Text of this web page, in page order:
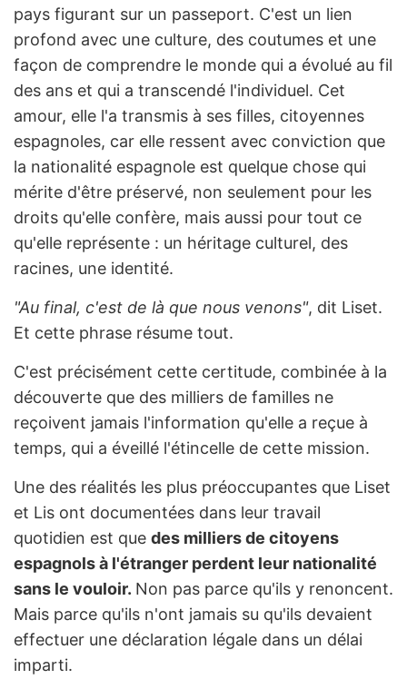
pays figurant sur un passeport. C'est un lien
profond avec une culture, des coutumes et une
façon de comprendre le monde qui a évolué au fil
des ans et qui a transcendé l'individuel. Cet
amour, elle l'a transmis à ses filles, citoyennes
espagnoles, car elle ressent avec conviction que
la nationalité espagnole est quelque chose qui
mérite d'être préservé, non seulement pour les
droits qu'elle confère, mais aussi pour tout ce
qu'elle représente : un héritage culturel, des
racines, une identité.
"Au final, c'est de là que nous venons", dit Liset.
Et cette phrase résume tout.
C'est précisément cette certitude, combinée à la
découverte que des milliers de familles ne
reçoivent jamais l'information qu'elle a reçue à
temps, qui a éveillé l'étincelle de cette mission.
Une des réalités les plus préoccupantes que Liset
et Lis ont documentées dans leur travail
quotidien est que des milliers de citoyens
espagnols à l'étranger perdent leur nationalité
sans le vouloir. Non pas parce qu'ils y renoncent.
Mais parce qu'ils n'ont jamais su qu'ils devaient
effectuer une déclaration légale dans un délai
imparti.